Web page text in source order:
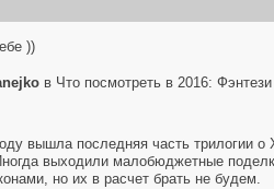
))
в Что посмотреть в 2016: Фэнтези
вышла последняя часть трилогии о
выходили малобюджетные
но их в расчет брать не будем.